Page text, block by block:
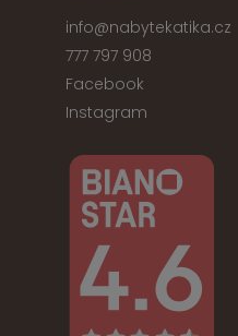
info@nabytekatika.cz
777 797 908
Facebook
Instagram